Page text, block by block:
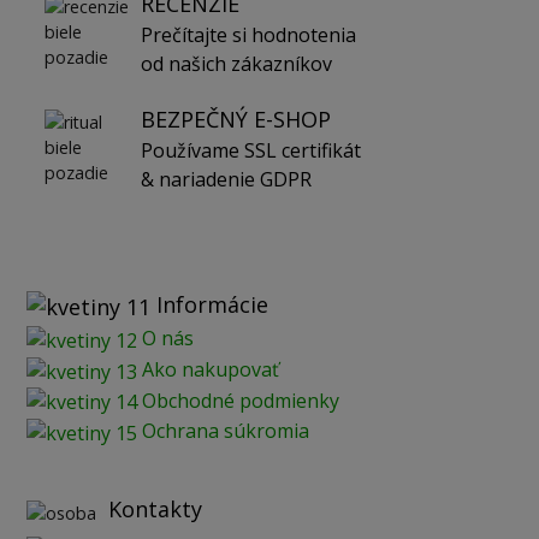
Prečítajte si hodnotenia
od našich zákazníkov
BEZPEČNÝ E-SHOP
Používame SSL certifikát
& nariadenie GDPR
Informácie
O nás
Ako nakupovať
Obchodné podmienky
Ochrana súkromia
Kontakty